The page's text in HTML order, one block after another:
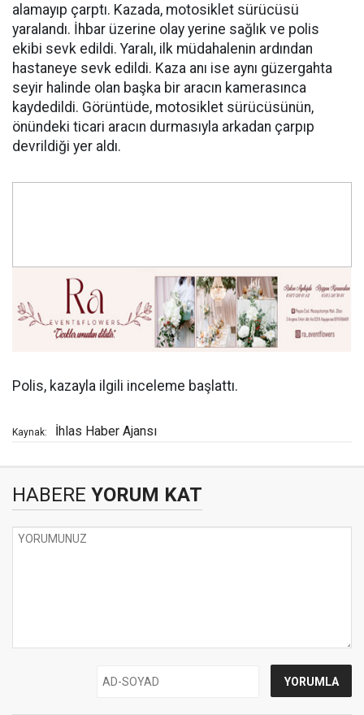
alamayıp çarptı. Kazada, motosiklet sürücüsü
yaralandı. İhbar üzerine olay yerine sağlık ve polis
ekibi sevk edildi. Yaralı, ilk müdahalenin ardından
hastaneye sevk edildi. Kaza anı ise aynı güzergahta
seyir halinde olan başka bir aracın kamerasınca
kaydedildi. Görüntüde, motosiklet sürücüsünün,
önündeki ticari aracın durmasıyla arkadan çarpıp
devrildiği yer aldı.
Polis, kazayla ilgili inceleme başlattı.
Kaynak: İhlas Haber Ajansı
HABERE YORUM KAT